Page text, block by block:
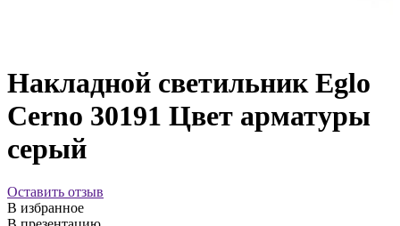
Накладной светильник Eglo
Cerno 30191 Цвет арматуры
серый
Оставить отзыв
В избранное